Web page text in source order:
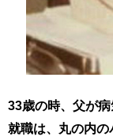
33歳の時、父が病
就職は、丸の内の